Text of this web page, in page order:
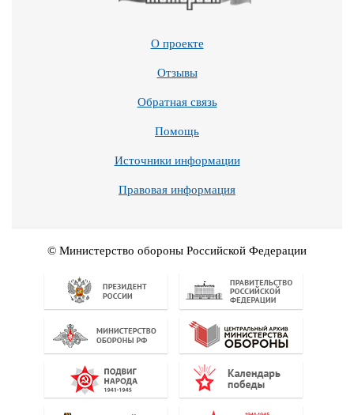
О проекте
Отзывы
Обратная связь
Помощь
Источники информации
Правовая информация
© Министерство обороны Российской Федерации